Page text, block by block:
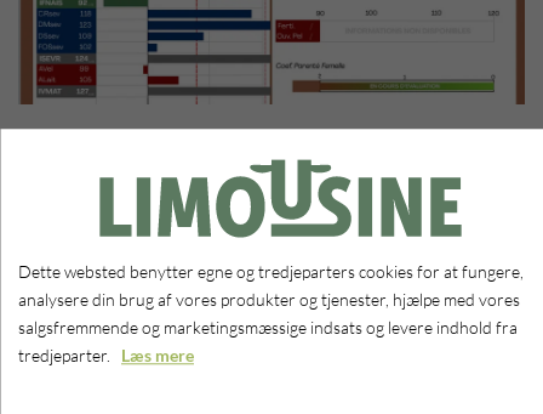
Der er en større sending på vej hjem fra Frankrig. Leverancen lander
hos Viking i dagene op til påske.
Vi forventer udleveringen kommer til at ske umiddelbart efter påske.
Dette websted benytter egne og tredjeparters cookies for at fungere,
analysere din brug af vores produkter og tjenester, hjælpe med vores
salgsfremmende og marketingsmæssige indsats og levere indhold fra
tredjeparter. Læs mere